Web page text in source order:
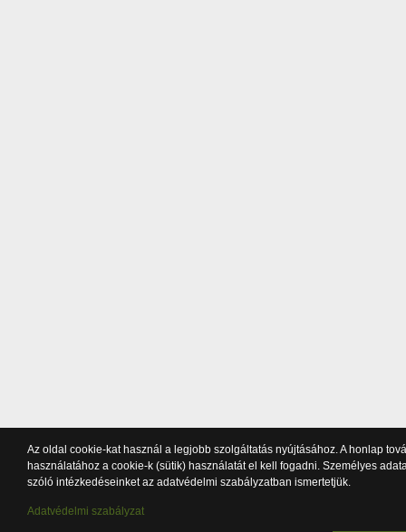
Az oldal cookie-kat használ a legjobb szolgáltatás nyújtásához. A honlap
használatához a cookie-k (sütik) használatát el kell fogadni. Személyes
szóló intézkedéseinket az adatvédelmi szabályzatban ismertetjük.
Adatvédelmi szabályzat